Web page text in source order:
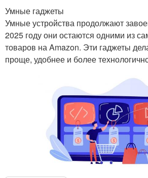
Умные гаджеты
Умные устройства продолжают
2025 году они остаются одними из
товаров на Amazon. Эти гаджеты
проще, удобнее и более